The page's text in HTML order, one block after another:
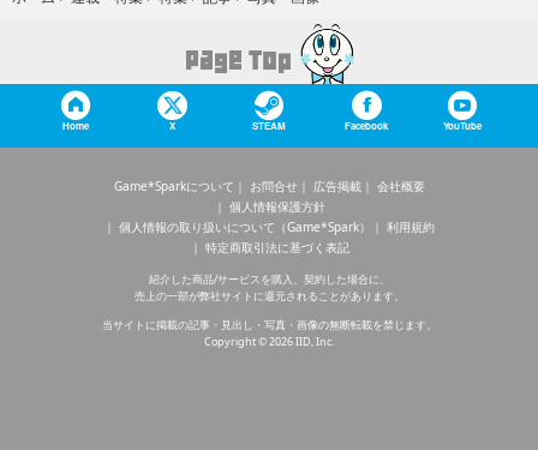
Home X STEAM Facebook YouTube
Game*Sparkについて お問合せ 広告掲載
会社概要
個人情報保護方針
個人情報の取り扱いについて（Game*Spark）
利用規約
特定商取引法に基づく表記
紹介した商品/サービスを購入、契約した場合に、
売上の一部が弊社サイトに還元されることがあります。
当サイトに掲載の記事・見出し・写真・画像の無断転載を禁じます。
Copyright © 2026 IID, Inc.